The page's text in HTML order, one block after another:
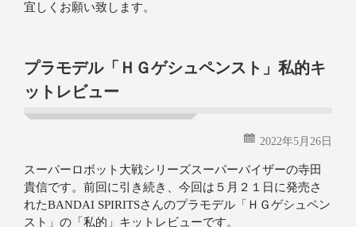
宜しくお願い致します。
プラモデル「ＨＧゲシュペンスト」私的キ
ットレビュー
2022年5月26日
スーパーロボット大戦シリーズスーパーバイザーの寺田
貴信です。前回に引き続き、今回は５月２１日に発売さ
れたBANDAI SPIRITSさんのプラモデル「ＨＧゲシュペン
スト」の「私的」キットレビューです。